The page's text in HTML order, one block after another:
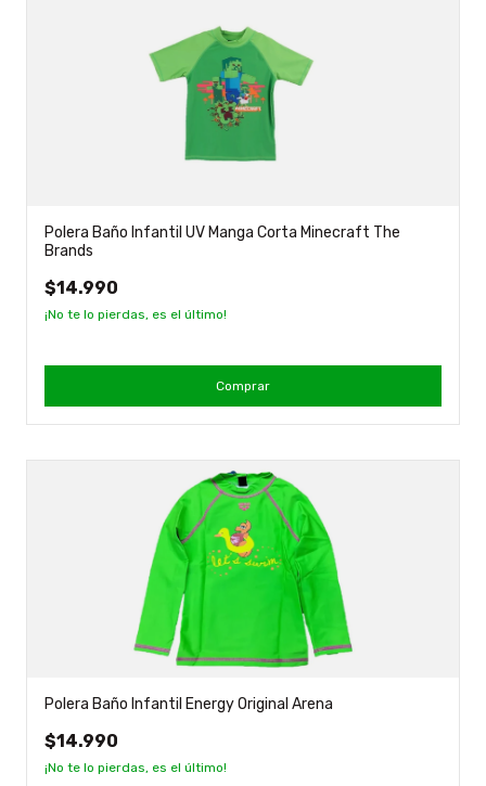
Polera Baño Infantil UV Manga Corta Minecraft The
Brands
$14.990
¡No te lo pierdas, es el último!
Comprar
Polera Baño Infantil Energy Original Arena
$14.990
¡No te lo pierdas, es el último!